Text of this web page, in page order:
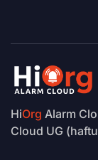
HiOrg Alarm
Cloud UG